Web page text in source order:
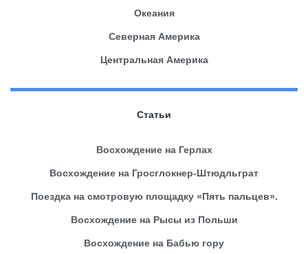
Океания
Северная Америка
Центральная Америка
Статьи
Восхождение на Герлах
Восхождение на Гросглокнер-Штюдльграт
Поездка на смотровую площадку «Пять пальцев».
Восхождение на Рысы из Польши
Восхождение на Бабью гору